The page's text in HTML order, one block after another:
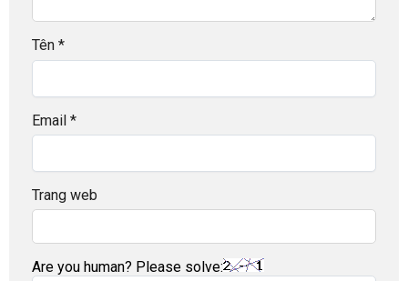
Tên *
Email *
Trang web
Are you human? Please solve: